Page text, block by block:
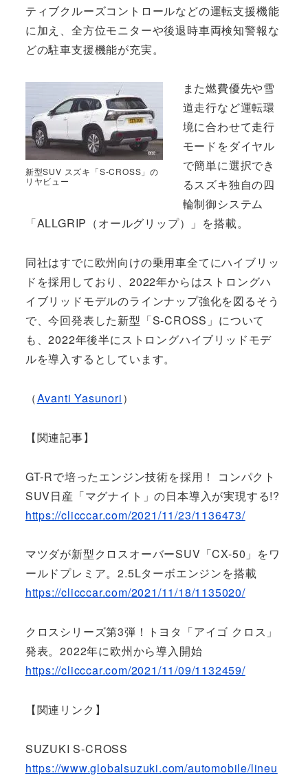
ティブクルーズコントロールなどの運転支援機能
に加え、全方位モニターや後退時車両検知警報な
どの駐車支援機能が充実。
新型SUV スズキ「S-CROSS」の
リヤビュー
また燃費優先や雪
道走行など運転環
境に合わせて走行
モードをダイヤル
で簡単に選択でき
るスズキ独自の四
輪制御システム
「ALLGRIP（オールグリップ）」を搭載。
同社はすでに欧州向けの乗用車全てにハイブリッ
ドを採用しており、2022年からはストロングハ
イブリッドモデルのラインナップ強化を図るそう
で、今回発表した新型「S-CROSS」について
も、2022年後半にストロングハイブリッドモデ
ルを導入するとしています。
（Avanti Yasunori）
【関連記事】
GT-Rで培ったエンジン技術を採用！ コンパクト
SUV日産「マグナイト」の日本導入が実現する!?
https://clicccar.com/2021/11/23/1136473/
マツダが新型クロスオーバーSUV「CX-50」をワ
ールドプレミア。2.5Lターボエンジンを搭載
https://clicccar.com/2021/11/18/1135020/
クロスシリーズ第3弾！トヨタ「アイゴ クロス」
発表。2022年に欧州から導入開始
https://clicccar.com/2021/11/09/1132459/
【関連リンク】
SUZUKI S-CROSS
https://www.globalsuzuki.com/automobile/lineu